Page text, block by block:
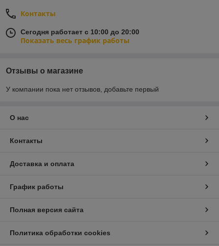
Контакты
Сегодня работает с 10:00 до 20:00
Показать весь график работы
Отзывы о магазине
У компании пока нет отзывов, добавьте первый
О нас
Контакты
Доставка и оплата
График работы
Полная версия сайта
Политика обработки cookies